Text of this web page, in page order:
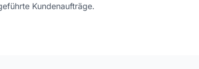
Kundenaufträge.